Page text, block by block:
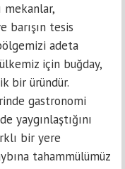
mekanlar,
barışın tesis
adeta
için buğday,
bir üründür.
gastronomi
yaygınlaştığını
bir yere
tahammülümüz